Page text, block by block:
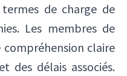
de charge de
Les membres de
compréhension claire
des délais associés.